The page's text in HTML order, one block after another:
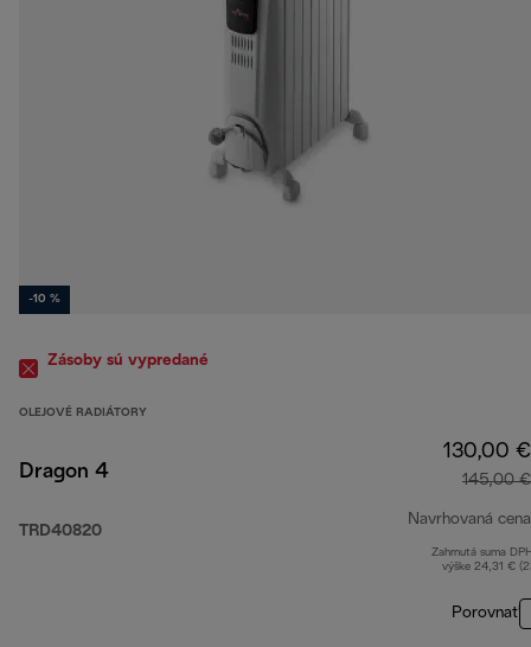
-10 %
Zásoby sú vypredané
OLEJOVÉ RADIÁTORY
Dragon 4
TRD40820
130,00 €
145,00 €
Navrhovaná cena
Zahrnutá suma
výške 24,31 €
Porovnať